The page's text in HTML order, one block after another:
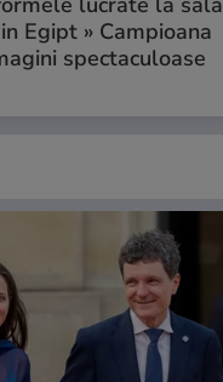
Egipt » Campioana
spectaculoase